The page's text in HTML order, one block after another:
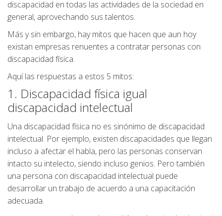
discapacidad en todas las actividades de la sociedad en
general, aprovechando sus talentos.
Más y sin embargo, hay mitos que hacen que aun hoy
existan empresas renuentes a contratar personas con
discapacidad física.
Aquí las respuestas a estos 5 mitos:
1. Discapacidad física igual
discapacidad intelectual
Una discapacidad física no es sinónimo de discapacidad
intelectual. Por ejemplo, existen discapacidades que llegan
incluso a afectar el habla, pero las personas conservan
intacto su intelecto, siendo incluso genios. Pero también
una persona con discapacidad intelectual puede
desarrollar un trabajo de acuerdo a una capacitación
adecuada.